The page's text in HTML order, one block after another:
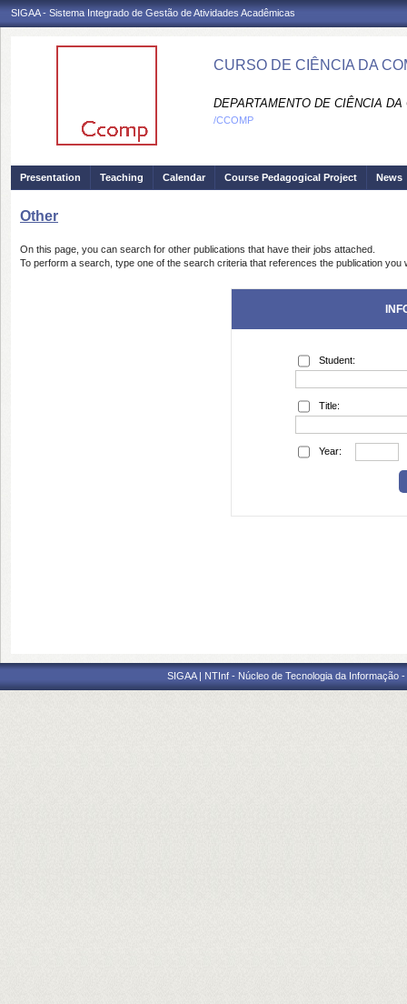
SIGAA - Sistema Integrado de Gestão de Atividades Acadêmicas
CURSO DE CIÊNCIA DA
DEPARTAMENTO DE CIÊNCIA
/CCOMP
Presentation Teaching Calendar Course Pedagogical Project News
Other
On this page, you can search for other publications that have their jobs attached.
To perform a search, type one of the search criteria that references the publication you
Student:
Title:
Year:
SIGAA | NTInf - Núcleo de Tecnologia da